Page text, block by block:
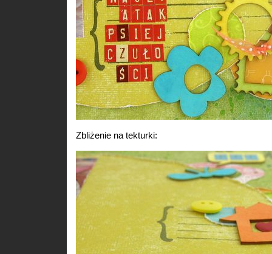
Zbliżenie na tekturki: